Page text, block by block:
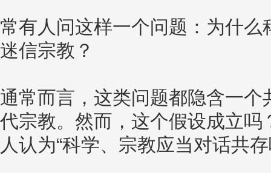
常有人问这样一个问题：为什
迷信宗教？
通常而言，这类问题都隐含一
代宗教。然而，这个假设成立
人认为“科学、宗教应当对话共存